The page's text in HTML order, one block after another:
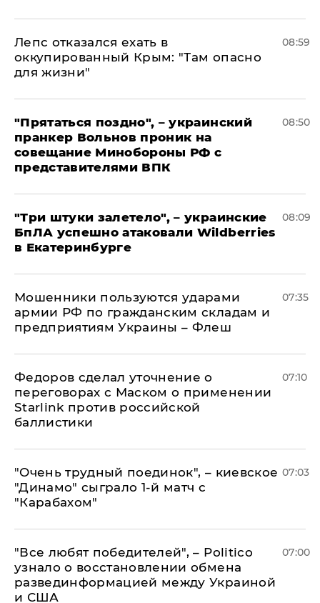
Лепс отказался ехать в
оккупированный Крым: "Там опасно
для жизни"
08:59
"Прятаться поздно", – украинский
пранкер Вольнов проник на
совещание Минобороны РФ с
представителями ВПК
08:50
"Три штуки залетело", – украинские
БпЛА успешно атаковали Wildberries
в Екатеринбурге
08:09
Мошенники пользуются ударами
армии РФ по гражданским складам и
предприятиям Украины – Флеш
07:35
Федоров сделал уточнение о
переговорах с Маском о применении
Starlink против российской
баллистики
07:10
"Очень трудный поединок", – киевское
"Динамо" сыграло 1-й матч с
"Карабахом"
07:03
​"Все любят победителей", – Politico
узнало о восстановлении обмена
развединформацией между Украиной
и США
07:00